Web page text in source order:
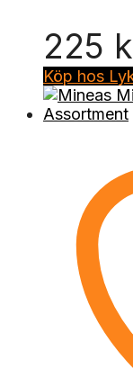
225
Köp hos